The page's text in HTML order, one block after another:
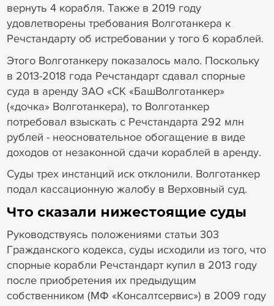
вернуть 4 корабля. Также в 2019 году
удовлетворены требования Волготанкера к
Речстандарту об истребовании у того 6 кораблей.
Этого Волготанкеру показалось мало. Поскольку
в 2013-2018 года Речстандарт сдавал спорные
суда в аренду ЗАО «СК «БашВолготанкер»
(«дочка» Волготанкера), то Волготанкер
потребовал взыскать с Речстандарта 292 млн
рублей - неосновательное обогащение в виде
доходов от незаконной сдачи кораблей в аренду.
Суды трех инстанций иск отклонили. Волготанкер
подал кассационную жалобу в Верховный суд.
Что сказали нижестоящие суды
Руководствуясь положениями статьи 303
Гражданского кодекса, суды исходили из того, что
спорные корабли Речстандарт купил в 2013 году
после приобретения их предыдущим
собственником (МФ «Консалтсервис») в 2009 году